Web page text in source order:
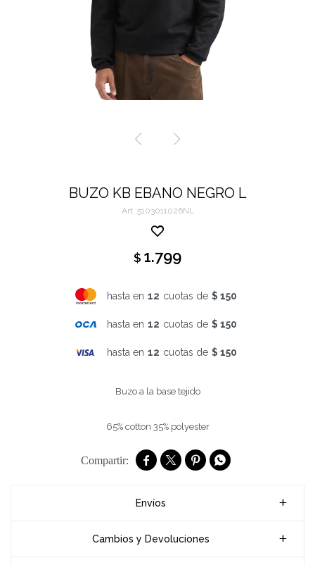
BUZO KB EBANO NEGRO L
5103011026NL
$ 1.799
hasta en 12 cuotas de $ 150
hasta en 12 cuotas de $ 150
hasta en 12 cuotas de $ 150
Buzo a la base tejido
65% cotton 35% polyester
   
Envíos
Cambios y Devoluciones